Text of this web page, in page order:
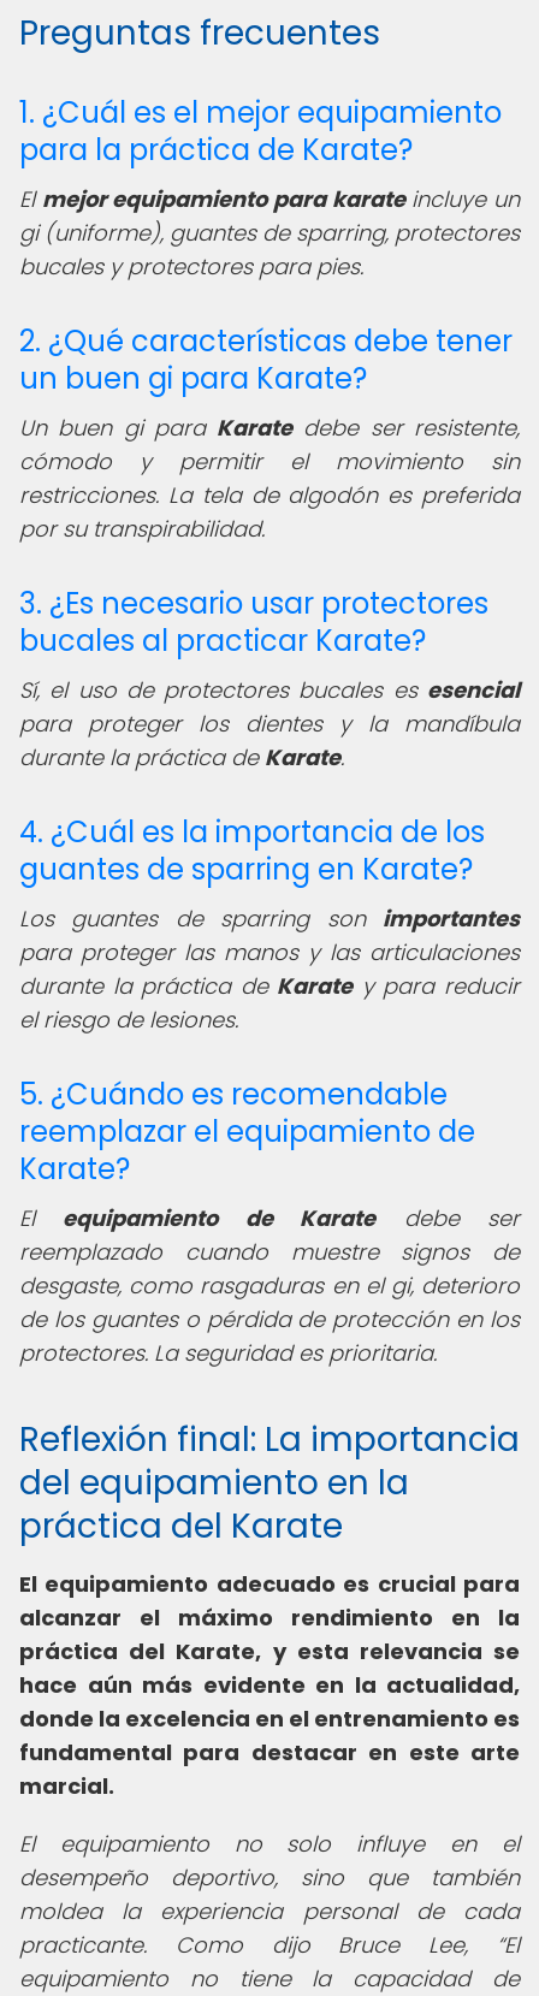
Preguntas frecuentes
1. ¿Cuál es el mejor equipamiento
para la práctica de Karate?
El mejor equipamiento para karateincluye un
gi (uniforme), guantes de sparring, protectores
bucales y protectores para pies.
2. ¿Qué características debe tener
un buen gi para Karate?
Un buen gi para Karatedebe ser resistente,
cómodo y permitir el movimiento sin
restricciones. La tela de algodón es preferida
por su transpirabilidad.
3. ¿Es necesario usar protectores
bucales al practicar Karate?
Sí, el uso de protectores bucales es esencial
para proteger los dientes y la mandíbula
durante la práctica de Karate.
4. ¿Cuál es la importancia de los
guantes de sparring en Karate?
Los guantes de sparring son importantes
para proteger las manos y las articulaciones
durante la práctica de Karatey para reducir
el riesgo de lesiones.
5. ¿Cuándo es recomendable
reemplazar el equipamiento de
Karate?
El equipamiento de Karatedebe ser
reemplazado cuando muestre signos de
desgaste, como rasgaduras en el gi, deterioro
de los guantes o pérdida de protección en los
protectores. La seguridad es prioritaria.
Reflexión final: La importancia
del equipamiento en la
práctica del Karate
El equipamiento adecuado es crucial para
alcanzar el máximo rendimiento en la
práctica del Karate, y esta relevancia se
hace aún más evidente en la actualidad,
donde la excelencia en el entrenamiento es
fundamental para destacar en este arte
marcial.
El equipamiento no solo influye en el
desempeño deportivo, sino que también
moldea la experiencia personal de cada
practicante. Como dijo Bruce Lee,
El
equipamiento no tiene la capacidad de